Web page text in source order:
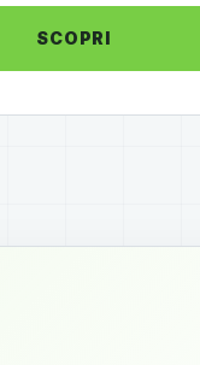
SCOPRI